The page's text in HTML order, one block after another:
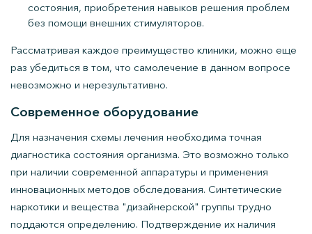
состояния, приобретения навыков решения проблем
без помощи внешних стимуляторов.
Рассматривая каждое преимущество клиники, можно еще
раз убедиться в том, что самолечение в данном вопросе
невозможно и нерезультативно.
Современное оборудование
Для назначения схемы лечения необходима точная
диагностика состояния организма. Это возможно только
при наличии современной аппаратуры и применения
инновационных методов обследования. Синтетические
наркотики и вещества "дизайнерской" группы трудно
поддаются определению. Подтверждение их наличия